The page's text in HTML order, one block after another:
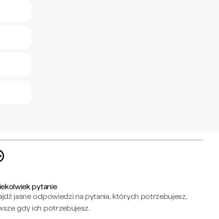
pytanie
jasne odpowiedzi na pytania, których potrzebujesz,
gdy ich potrzebujesz.